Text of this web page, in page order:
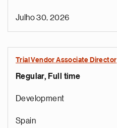
Julho 30, 2026
Trial Vendor Associate Director
Regular, Full time
Development
Spain